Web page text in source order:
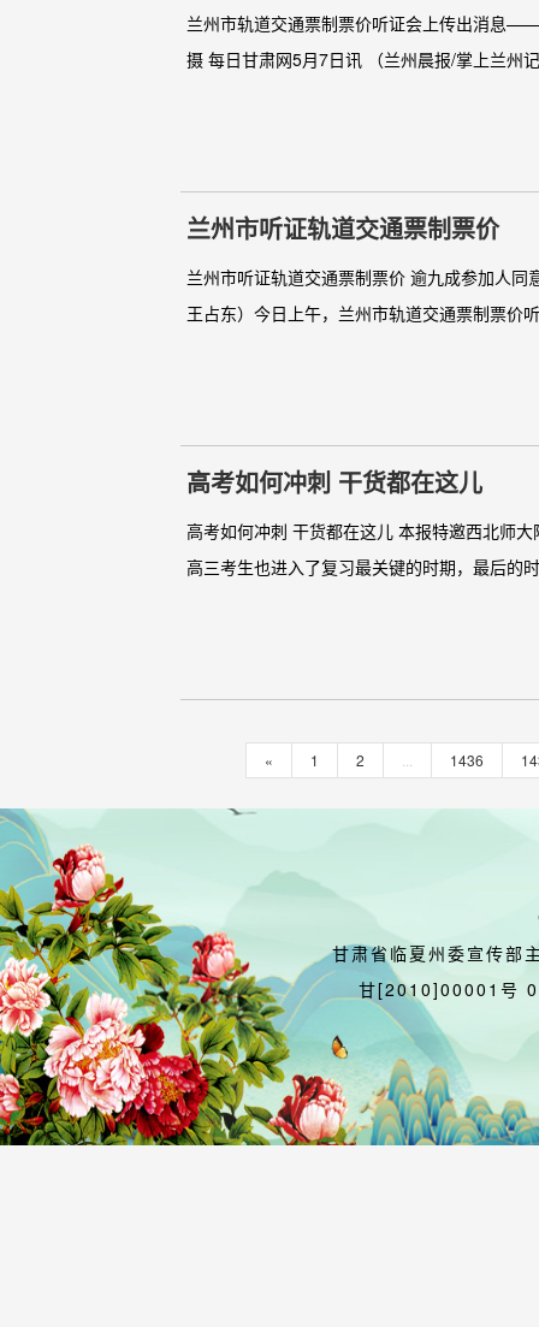
兰州市轨道交通票制票价听证会上传出消息
摄 每日甘肃网5月7日讯 （兰州晨报/掌上兰州
兰州市听证轨道交通票制票价
兰州市听证轨道交通票制票价 逾九成参加人
王占东）今日上午，兰州市轨道交通票制票价
高考如何冲刺 干货都在这儿
高考如何冲刺 干货都在这儿 本报特邀西北师
高三考生也进入了复习最关键的时期，最后的
« 1 2 1436
甘肃省临夏州委宣传部
甘[2010]00001号